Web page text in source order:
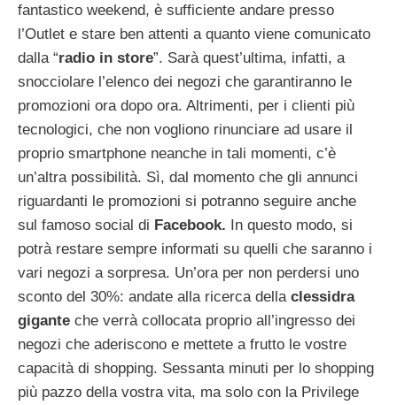
fantastico weekend, è sufficiente andare presso
l’Outlet e stare ben attenti a quanto viene comunicato
dalla “radio in store”. Sarà quest’ultima, infatti, a
snocciolare l’elenco dei negozi che garantiranno le
promozioni ora dopo ora. Altrimenti, per i clienti più
tecnologici, che non vogliono rinunciare ad usare il
proprio smartphone neanche in tali momenti, c’è
un’altra possibilità. Sì, dal momento che gli annunci
riguardanti le promozioni si potranno seguire anche
sul famoso social di Facebook. In questo modo, si
potrà restare sempre informati su quelli che saranno i
vari negozi a sorpresa. Un’ora per non perdersi uno
sconto del 30%: andate alla ricerca della clessidra
gigante che verrà collocata proprio all’ingresso dei
negozi che aderiscono e mettete a frutto le vostre
capacità di shopping. Sessanta minuti per lo shopping
più pazzo della vostra vita, ma solo con la Privilege